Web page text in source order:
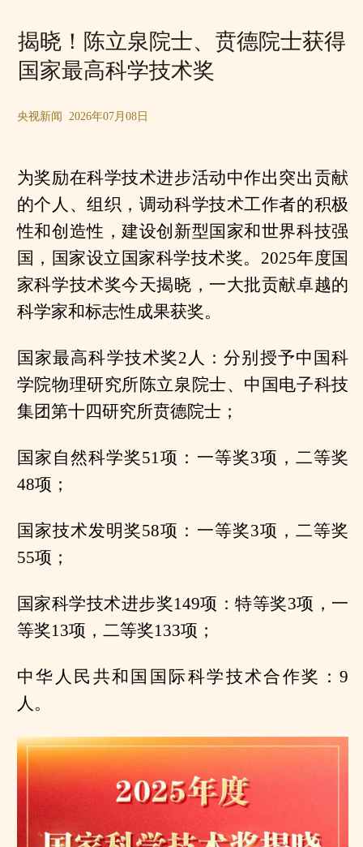
揭晓！陈立泉院士、贲德院士获得
国家最高科学技术奖
央视新闻 2026年07月08日
为奖励在科学技术进步活动中作出突出贡献
的个人、组织，调动科学技术工作者的积极
性和创造性，建设创新型国家和世界科技强
国，国家设立国家科学技术奖。2025年度国
家科学技术奖今天揭晓，一大批贡献卓越的
科学家和标志性成果获奖。
国家最高科学技术奖2人：分别授予中国科
学院物理研究所陈立泉院士、中国电子科技
集团第十四研究所贲德院士；
国家自然科学奖51项：一等奖3项，二等奖
48项；
国家技术发明奖58项：一等奖3项，二等奖
55项；
国家科学技术进步奖149项：特等奖3项，一
等奖13项，二等奖133项；
中华人民共和国国际科学技术合作奖：9
人。